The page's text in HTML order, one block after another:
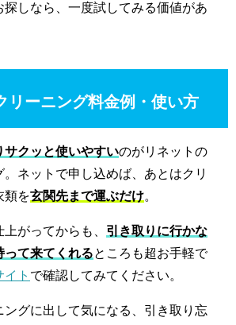
探しなら、一度試してみる価値があ
リーニング料金例・使い方
サクッと使いやすいのがリネットの
ネットで申し込めば、あとはクリ
類を玄関先まで運ぶだけ。
がってからも、 引き取りに行かな
って来てくれるところも超お手軽で
イト で確認してみてください。
ングに出して気になる、引き取り忘